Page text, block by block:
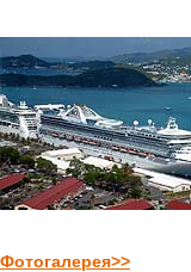
Фотогалерея>>